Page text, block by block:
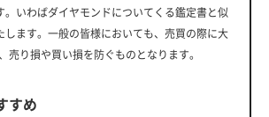
。いわばダイヤモンドについてくる鑑定書と似
します。一般の皆様においても、売買の際に大
売り損や買い損を防ぐものとなります。
すめ